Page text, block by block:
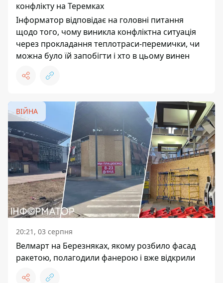
конфлікту на Теремках
Інформатор відповідає на головні питання
щодо того, чому виникла конфліктна ситуація
через прокладання теплотраси-перемички, чи
можна було їй запобігти і хто в цьому винен
ВІЙНА
20:21, 03 серпня
Велмарт на Березняках, якому розбило фасад
ракетою, полагодили фанерою і вже відкрили